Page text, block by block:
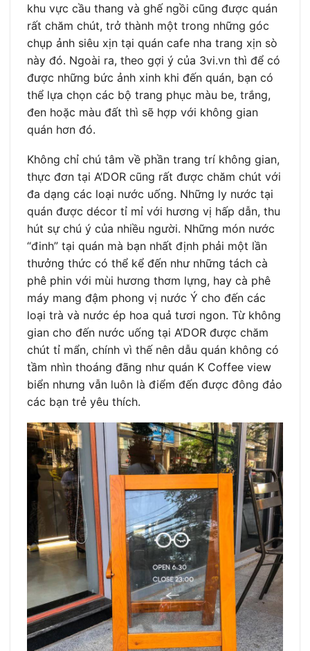
khu vực cầu thang và ghế ngồi cũng được quán
rất chăm chút, trở thành một trong những góc
chụp ảnh siêu xịn tại quán cafe nha trang xịn sò
này đó. Ngoài ra, theo gợi ý của 3vi.vn thì để có
được những bức ảnh xinh khi đến quán, bạn có
thể lựa chọn các bộ trang phục màu be, trắng,
đen hoặc màu đất thì sẽ hợp với không gian
quán hơn đó.
Không chỉ chú tâm về phần trang trí không gian,
thực đơn tại A’DOR cũng rất được chăm chút với
đa dạng các loại nước uống. Những ly nước tại
quán được décor tỉ mỉ với hương vị hấp dẫn, thu
hút sự chú ý của nhiều người. Những món nước
“đinh” tại quán mà bạn nhất định phải một lần
thưởng thức có thể kể đến như những tách cà
phê phin với mùi hương thơm lựng, hay cà phê
máy mang đậm phong vị nước Ý cho đến các
loại trà và nước ép hoa quả tươi ngon. Từ không
gian cho đến nước uống tại A’DOR được chăm
chút tỉ mẩn, chính vì thế nên dẫu quán không có
tầm nhìn thoáng đãng như quán K Coffee view
biển nhưng vẫn luôn là điểm đến được đông đảo
các bạn trẻ yêu thích.